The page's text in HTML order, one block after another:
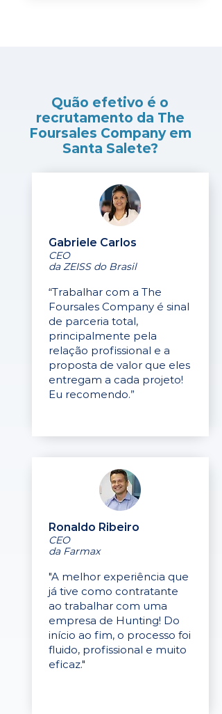
Quão efetivo é o
recrutamento da The
Foursales Company em
Santa Salete?
Gabriele Carlos
CEO
da ZEISS do Brasil
“Trabalhar com a The
Foursales Company é sinal
de parceria total,
principalmente pela
relação profissional e a
proposta de valor que eles
entregam a cada projeto!
Eu recomendo.”
Ronaldo Ribeiro
CEO
da Farmax
"A melhor experiência que
já tive como contratante
ao trabalhar com uma
empresa de Hunting! Do
início ao fim, o processo foi
fluido, profissional e muito
eficaz."